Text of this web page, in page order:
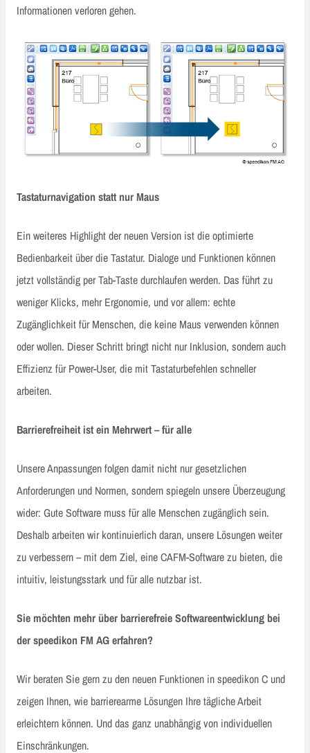
Informationen verloren gehen.
Tastaturnavigation statt nur Maus
Ein weiteres Highlight der neuen Version ist die optimierte
Bedienbarkeit über die Tastatur. Dialoge und Funktionen können
jetzt vollständig per Tab-Taste durchlaufen werden. Das führt zu
weniger Klicks, mehr Ergonomie, und vor allem: echte
Zugänglichkeit für Menschen, die keine Maus verwenden können
oder wollen. Dieser Schritt bringt nicht nur Inklusion, sondern auch
Effizienz für Power-User, die mit Tastaturbefehlen schneller
arbeiten.
Barrierefreiheit ist ein Mehrwert – für alle
Unsere Anpassungen folgen damit nicht nur gesetzlichen
Anforderungen und Normen, sondern spiegeln unsere Überzeugung
wider: Gute Software muss für alle Menschen zugänglich sein.
Deshalb arbeiten wir kontinuierlich daran, unsere Lösungen weiter
zu verbessern – mit dem Ziel, eine CAFM-Software zu bieten, die
intuitiv, leistungsstark und für alle nutzbar ist.
Sie möchten mehr über barrierefreie Softwareentwicklung bei
der speedikon FM AG erfahren?
Wir beraten Sie gern zu den neuen Funktionen in speedikon C und
zeigen Ihnen, wie barrierearme Lösungen Ihre tägliche Arbeit
erleichtern können. Und das ganz unabhängig von individuellen
Einschränkungen.